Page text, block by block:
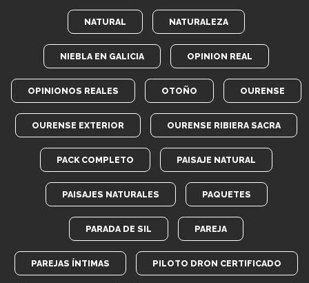
NATURAL NATURALEZA
NIEBLA EN GALICIA OPINION REAL
OPINIONOS REALES OTOÑO OURENSE
OURENSE EXTERIOR OURENSE RIBIERA SACRA
PACK COMPLETO PAISAJE NATURAL
PAISAJES NATURALES PAQUETES
PARADA DE SIL PAREJA
PAREJAS ÍNTIMAS PILOTO DRON CERTIFICADO